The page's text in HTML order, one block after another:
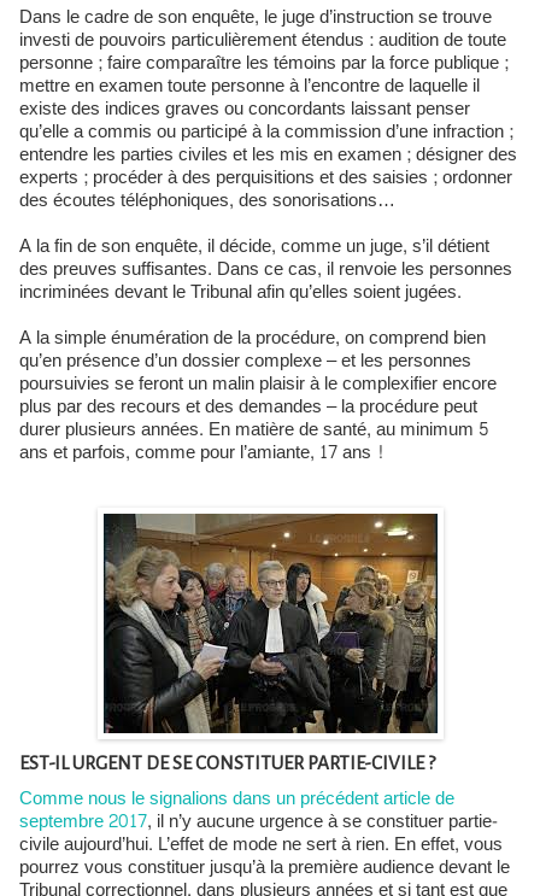
Dans le cadre de son enquête, le juge d’instruction se trouve
investi de pouvoirs particulièrement étendus : audition de toute
personne ; faire comparaître les témoins par la force publique ;
mettre en examen toute personne à l’encontre de laquelle il
existe des indices graves ou concordants laissant penser
qu’elle a commis ou participé à la commission d’une infraction ;
entendre les parties civiles et les mis en examen ; désigner des
experts ; procéder à des perquisitions et des saisies ; ordonner
des écoutes téléphoniques, des sonorisations…
A la fin de son enquête, il décide, comme un juge, s’il détient
des preuves suffisantes. Dans ce cas, il renvoie les personnes
incriminées devant le Tribunal afin qu’elles soient jugées.
A la simple énumération de la procédure, on comprend bien
qu’en présence d’un dossier complexe – et les personnes
poursuivies se feront un malin plaisir à le complexifier encore
plus par des recours et des demandes – la procédure peut
durer plusieurs années. En matière de santé, au minimum 5
ans et parfois, comme pour l’amiante, 17 ans !
EST-IL URGENT DE SE CONSTITUER PARTIE-CIVILE ?
Comme nous le signalions dans un précédent article de
septembre 2017, il n’y aucune urgence à se constituer partie-
civile aujourd’hui. L’effet de mode ne sert à rien. En effet, vous
pourrez vous constituer jusqu’à la première audience devant le